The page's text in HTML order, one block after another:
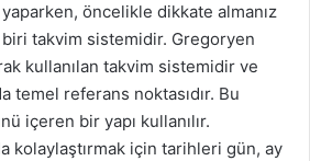
öncelikle dikkate almanız
takvim sistemidir. Gregoryen
kullanılan takvim sistemidir ve
temel referans noktasıdır. Bu
içeren bir yapı kullanılır.
kolaylaştırmak için tarihleri gün, ay